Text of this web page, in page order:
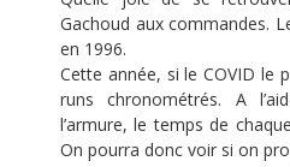
Gachoud aux commandes.
en 1996.
Cette année, si le COVID le
runs chronométrés. A
l’armure, le temps de
On pourra donc voir si on